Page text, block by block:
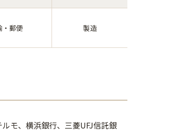
・郵便 製造
モ、横浜銀行、三菱UFJ信託銀